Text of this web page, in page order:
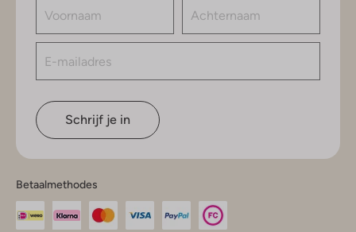
Schrijf je in
Betaalmethodes